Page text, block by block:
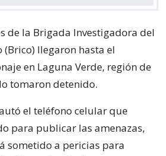
de la Brigada Investigadora del
llegaron hasta el
en Laguna Verde, región de
tomaron detenido.
el teléfono celular que
para publicar las amenazas,
sometido a pericias para